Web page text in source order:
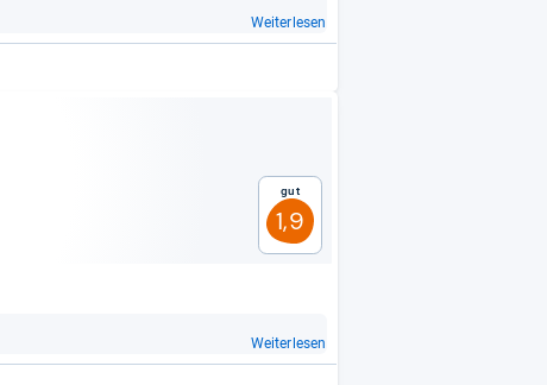
Weiterlesen
Gut
1,9
Weiterlesen